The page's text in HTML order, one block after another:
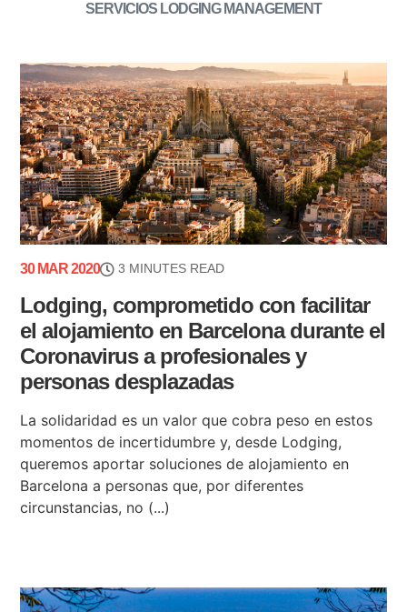
SERVICIOS LODGING MANAGEMENT
30 MAR 2020 3 MINUTES READ
Lodging, comprometido con facilitar
el alojamiento en Barcelona durante el
Coronavirus a profesionales y
personas desplazadas
La solidaridad es un valor que cobra peso en estos
momentos de incertidumbre y, desde Lodging,
queremos aportar soluciones de alojamiento en
Barcelona a personas que, por diferentes
circunstancias, no (...)